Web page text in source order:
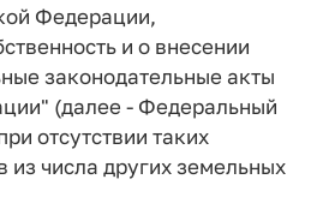
Федерации,
и о внесении
законодательные акты
(далее - Федеральный
отсутствии таких
из числа других земельных